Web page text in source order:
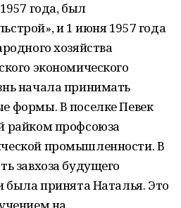
года, был
и 1 июня 1957 года
хозяйства
экономического
начала принимать
формы. В поселке Певек
райком профсоюза
промышленности. В
завхоза будущего
была принята Наталья. Это